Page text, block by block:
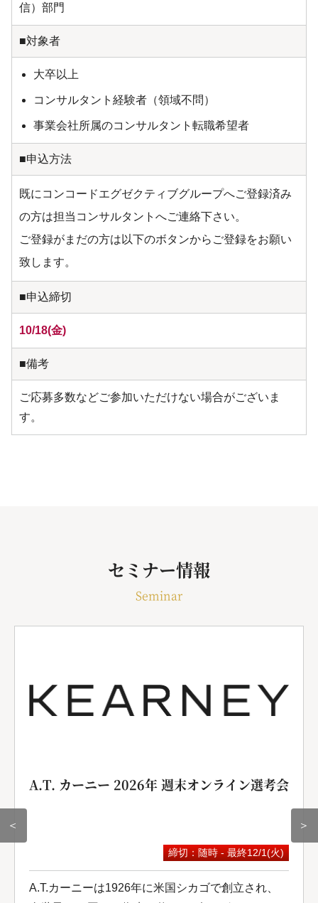
信）部門
■対象者
大卒以上
コンサルタント経験者（領域不問）
事業会社所属のコンサルタント転職希望者
■申込方法
既にコンコードエグゼクティブグループへご登録済み
の方は担当コンサルタントへご連絡下さい。
ご登録がまだの方は以下のボタンからご登録をお願い
致します。
■申込締切
10/18(金)
■備考
ご応募多数などご参加いただけない場合がございま
す。
セミナー情報
Seminar
＜
A.T. カーニー 2026年 週末オンライン選考会
締切：随時 - 最終12/1(火)
A.T.カーニーは1926年に米国シカゴで創立され、
＞